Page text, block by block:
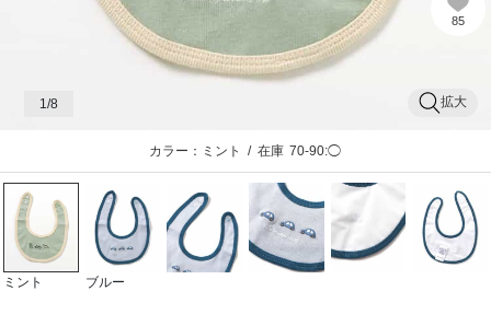
85
拡大
1/8
カラー：ミント / 在庫 70-90:◯
ミント ブルー